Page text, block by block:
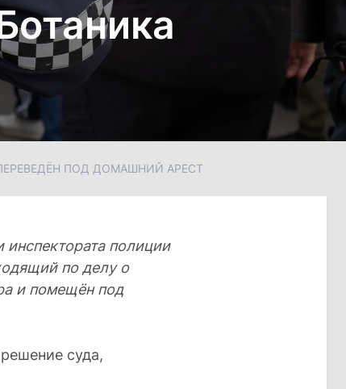
ПОД ДОМАШНИЙ АРЕСТ
инспектората полиции
по делу о
и помещён под
суда,